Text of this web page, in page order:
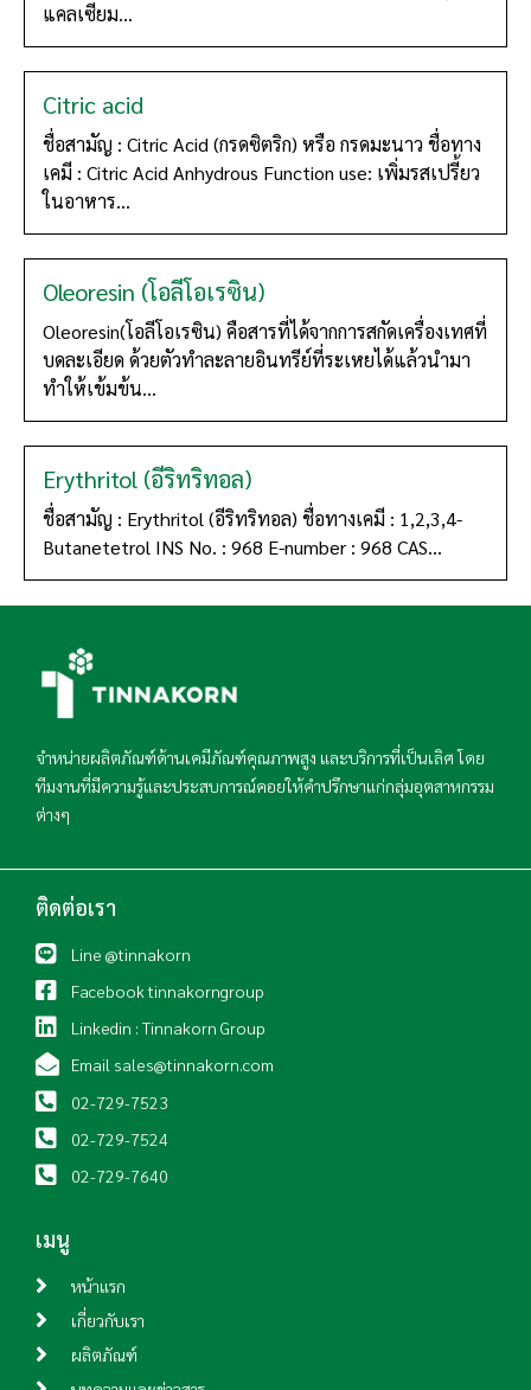
แคลเซียม...
Citric acid
ชื่อสามัญ : Citric Acid (กรดซิตริก) หรือ กรดมะนาว ชื่อทาง
เคมี : Citric Acid Anhydrous Function use: เพิ่มรสเปรี้ยว
ในอาหาร...
Oleoresin (โอลีโอเรซิน)
Oleoresin(โอลีโอเรซิน) คือสารที่ได้จากการสกัดเครื่องเทศที่
บดละเอียด ด้วยตัวทำละลายอินทรีย์ที่ระเหยได้แล้วนำมา
ทำให้เข้มข้น...
Erythritol (อีริทริทอล)
ชื่อสามัญ : Erythritol (อีริทริทอล) ชื่อทางเคมี : 1,2,3,4-
Butanetetrol INS No. : 968 E-number : 968 CAS...
จำหน่ายผลิตภัณฑ์ด้านเคมีภัณฑ์คุณภาพสูง และบริการที่เป็นเลิศ โดย
ทีมงานที่มีความรู้และประสบการณ์คอยให้คำปรึกษาแก่กลุ่มอุตสาหกรรม
ต่างๆ
ติดต่อเรา
Line @tinnakorn
Facebook tinnakorngroup
Linkedin : Tinnakorn Group
Email sales@tinnakorn.com
02-729-7523
02-729-7524
02-729-7640
เมนู
หน้าแรก
เกี่ยวกับเรา
ผลิตภัณฑ์